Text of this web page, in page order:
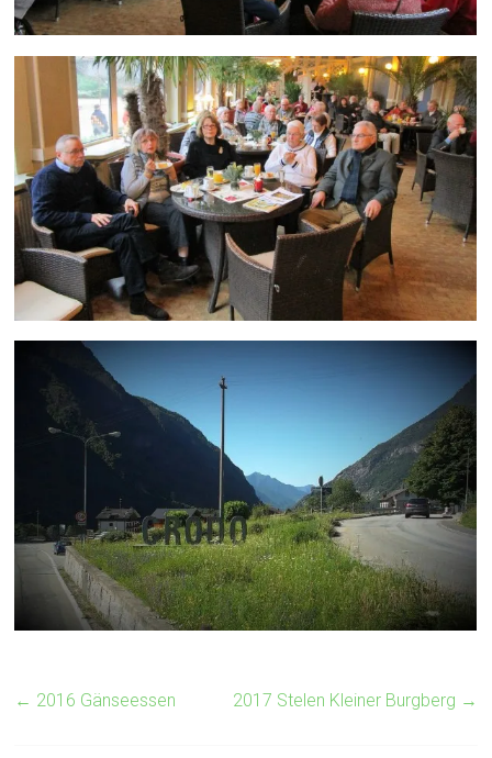
← 2016 Gänseessen 2017 Stelen Kleiner Burgberg →